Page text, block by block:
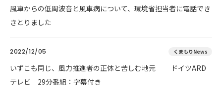
風車からの低周波音と風車病について、環境省担当者に電話でき
きとりました
2022/12/05 くまもりNews
いずこも同じ、風力推進者の正体と苦しむ地元 ドイツARD
テレビ 29分番組：字幕付き